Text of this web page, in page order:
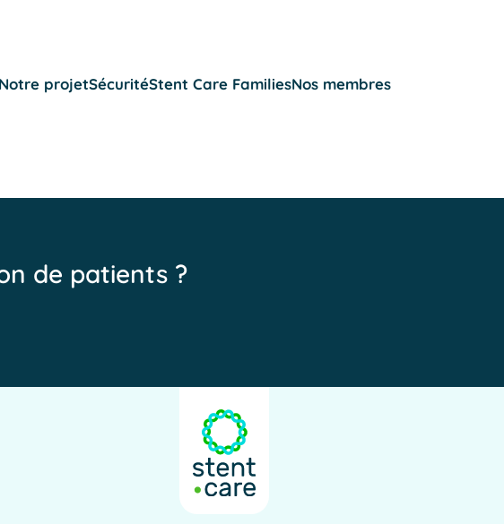
Notre projetSécuritéStent Care FamiliesNos membres
de patients ?